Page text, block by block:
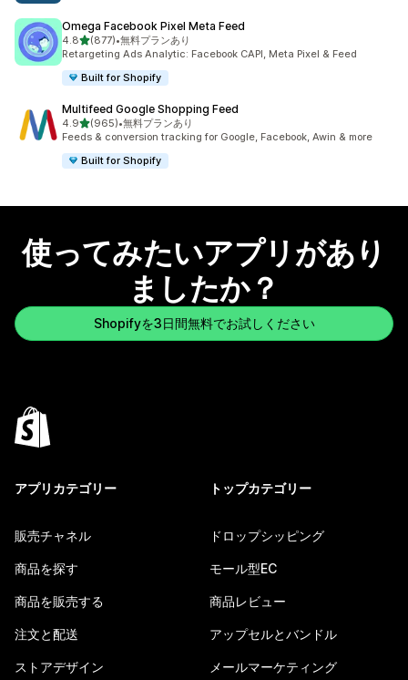
Omega Facebook Pixel Meta Feed
4.85つ星中
(877)
合計レビュー数：877件
•無料プランあり
Retargeting Ads Analytic: Facebook CAPI, Meta Pixel & Feed
Built for Shopify
Multifeed Google Shopping Feed
4.95つ星中
(965)
合計レビュー数：965件
•無料プランあり
Feeds & conversion tracking for Google, Facebook, Awin & more
Built for Shopify
使ってみたいアプリがあり
ましたか？
Shopifyを3日間無料でお試しください
アプリカテゴリー
販売チャネル
商品を探す
商品を販売する
注文と配送
ストアデザイン
トップカテゴリー
ドロップシッピング
モール型EC
商品レビュー
アップセルとバンドル
メールマーケティング